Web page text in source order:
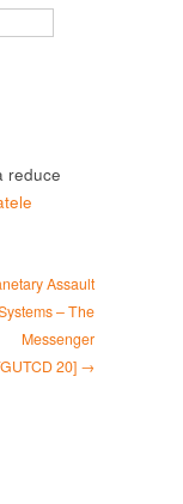
reduce
Assault
– The
Messenger
20] →